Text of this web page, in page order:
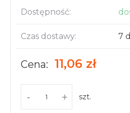
Dostępność:
Czas dostawy: 7
Cena: 11,06 zł
- + szt.